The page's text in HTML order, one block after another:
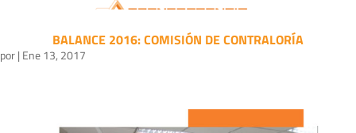
BALANCE 2016: COMISIÓN DE CONTRALORÍA
por| Ene 13, 2017